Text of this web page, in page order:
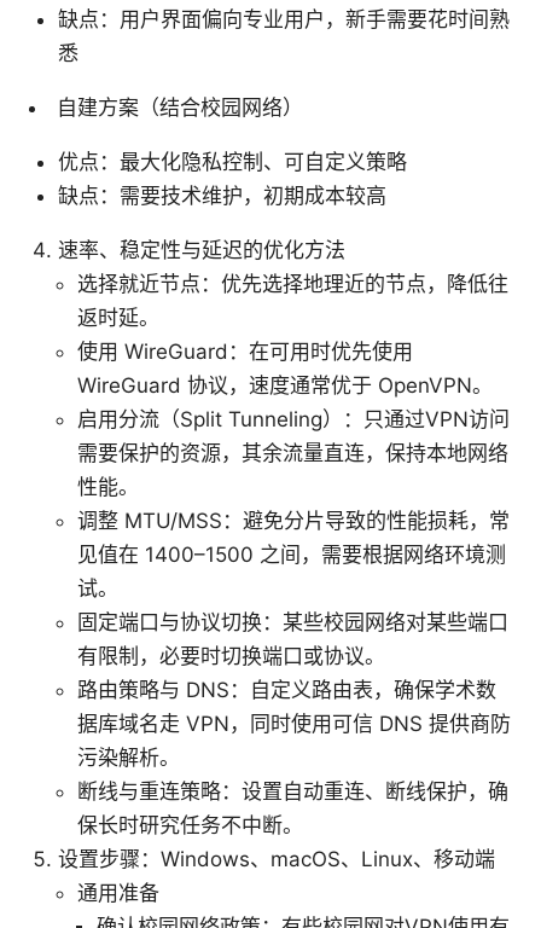
缺点：用户界面偏向专业用户，新手需要花时间熟
悉
自建方案（结合校园网络）
优点：最大化隐私控制、可自定义策略
缺点：需要技术维护，初期成本较高
速率、稳定性与延迟的优化方法
选择就近节点：优先选择地理近的节点，降低往
返时延。
使用 WireGuard：在可用时优先使用
WireGuard 协议，速度通常优于 OpenVPN。
启用分流（Split Tunneling）：只通过VPN访问
需要保护的资源，其余流量直连，保持本地网络
性能。
调整 MTU/MSS：避免分片导致的性能损耗，常
见值在 1400–1500 之间，需要根据网络环境测
试。
固定端口与协议切换：某些校园网络对某些端口
有限制，必要时切换端口或协议。
路由策略与 DNS：自定义路由表，确保学术数
据库域名走 VPN，同时使用可信 DNS 提供商防
污染解析。
断线与重连策略：设置自动重连、断线保护，确
保长时研究任务不中断。
设置步骤：Windows、macOS、Linux、移动端
通用准备